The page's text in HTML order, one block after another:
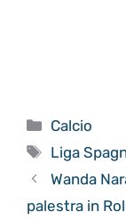
Categorie
Calcio
Tag
Liga
Wanda
palestra in